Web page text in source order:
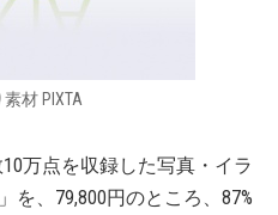
材 PIXTA
万点を収録した写真・イラ
」を、79,800円のところ、87%